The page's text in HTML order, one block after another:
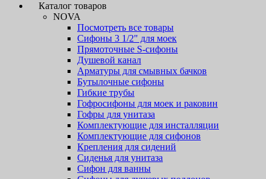
Каталог товаров
NOVA
Посмотреть все товары
Сифоны 3 1/2" для моек
Прямоточные S-сифоны
Душевой канал
Арматуры для смывных бачков
Бутылочные сифоны
Гибкие трубы
Гофросифоны для моек и раковин
Гофры для унитаза
Комплектующие для инсталляции
Комплектующие для сифонов
Крепления для сидений
Сиденья для унитаза
Сифон для ванны